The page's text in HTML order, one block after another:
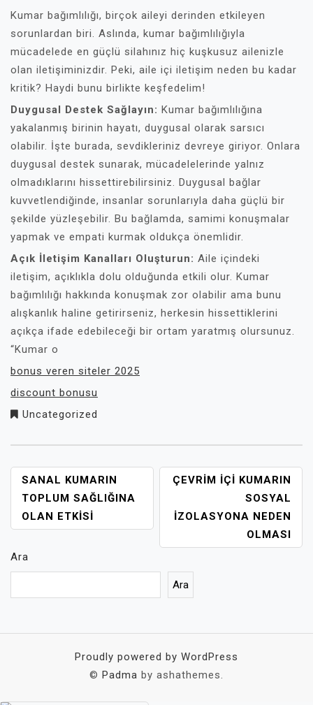
Kumar bağımlılığı, birçok aileyi derinden etkileyen
sorunlardan biri. Aslında, kumar bağımlılığıyla
mücadelede en güçlü silahınız hiç kuşkusuz ailenizle
olan iletişiminizdir. Peki, aile içi iletişim neden bu kadar
kritik? Haydi bunu birlikte keşfedelim!
Duygusal Destek Sağlayın: Kumar bağımlılığına
yakalanmış birinin hayatı, duygusal olarak sarsıcı
olabilir. İşte burada, sevdikleriniz devreye giriyor. Onlara
duygusal destek sunarak, mücadelelerinde yalnız
olmadıklarını hissettirebilirsiniz. Duygusal bağlar
kuvvetlendiğinde, insanlar sorunlarıyla daha güçlü bir
şekilde yüzleşebilir. Bu bağlamda, samimi konuşmalar
yapmak ve empati kurmak oldukça önemlidir.
Açık İletişim Kanalları Oluşturun: Aile içindeki
iletişim, açıklıkla dolu olduğunda etkili olur. Kumar
bağımlılığı hakkında konuşmak zor olabilir ama bunu
alışkanlık haline getirirseniz, herkesin hissettiklerini
açıkça ifade edebileceği bir ortam yaratmış olursunuz.
“Kumar o
bonus veren siteler 2025
discount bonusu
Uncategorized
YAZI
GEZINMESI
SANAL KUMARIN
TOPLUM SAĞLIĞINA
OLAN ETKISI
ÇEVRIM İÇI KUMARIN
SOSYAL
İZOLASYONA NEDEN
OLMASI
Ara
Ara
Proudly powered by WordPress
© Padma by ashathemes.